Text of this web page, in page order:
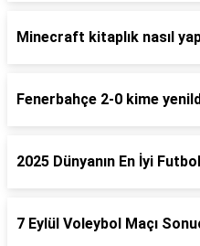
Minecraft kitaplık nasıl
Fenerbahçe 2-0 kime
2025 Dünyanın En İyi
7 Eylül Voleybol Maçı